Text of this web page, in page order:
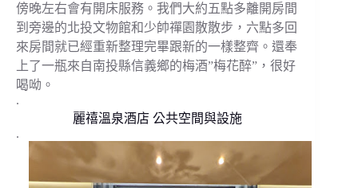
傍晚左右會有開床服務。我們大約五點多離開房間
到旁邊的北投文物館和少帥禪園散散步，六點多回
來房間就已經重新整理完畢跟新的一樣整齊。還奉
上了一瓶來自南投縣信義鄉的梅酒”梅花醉”，很好
喝呦。
.
麗禧溫泉酒店 公共空間與設施
.